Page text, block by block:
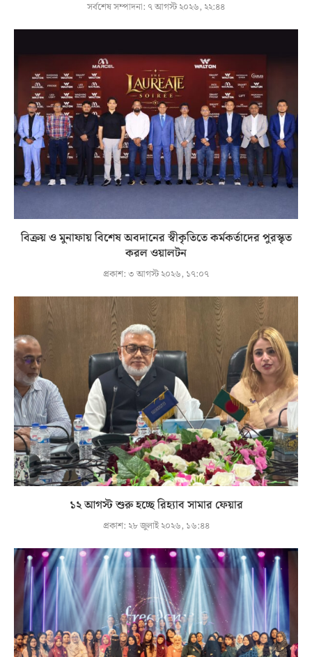
সর্বশেষ সম্পাদনা: ৭ আগস্ট ২০২৬, ২২:৪৪
বিক্রয় ও মুনাফায় বিশেষ অবদানের স্বীকৃতিতে কর্মকর্তাদের পুরস্কৃত
করল ওয়ালটন
প্রকাশ:৩ আগস্ট ২০২৬, ১৭:০৭
১২ আগস্ট শুরু হচ্ছে রিহ্যাব সামার ফেয়ার
প্রকাশ: ২৮ জুলাই ২০২৬, ১৬:৪৪